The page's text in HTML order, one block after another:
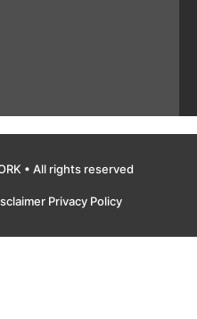
• All rights reserved
Privacy Policy